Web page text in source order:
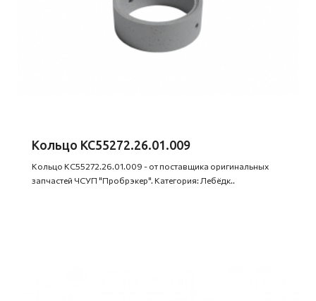
Кольцо КС55272.26.01.009
Кольцо КС55272.26.01.009 - от поставщика оригинальных
запчастей ЧСУП "Пробрэкер". Категория: Лебёдк..